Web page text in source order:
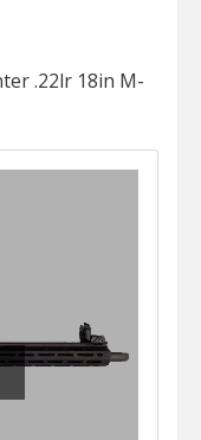
.22lr 18in M-